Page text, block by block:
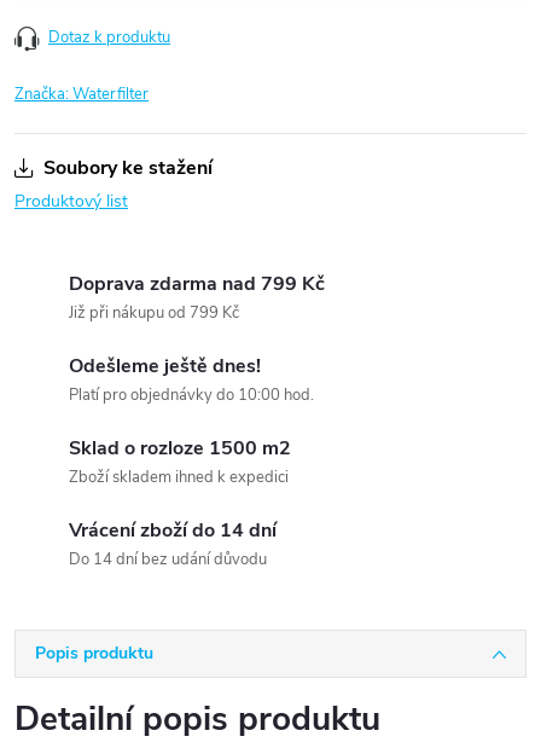
Dotaz k produktu
Značka:Waterfilter
Soubory ke stažení
Produktový list
Doprava zdarma nad 799 Kč
Již při nákupu od 799 Kč
Odešleme ještě dnes!
Platí pro objednávky do 10:00 hod.
Sklad o rozloze 1500 m2
Zboží skladem ihned k expedici
Vrácení zboží do 14 dní
Do 14 dní bez udání důvodu
Popis produktu
Detailní popis produktu